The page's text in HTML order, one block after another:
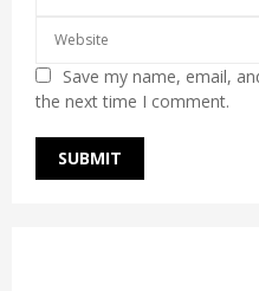
Save my name, email,
the next time I comment.